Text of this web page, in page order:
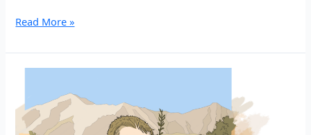
Widerstand
Leben
Maqsoud
and
Ashrafiyah
Read More »